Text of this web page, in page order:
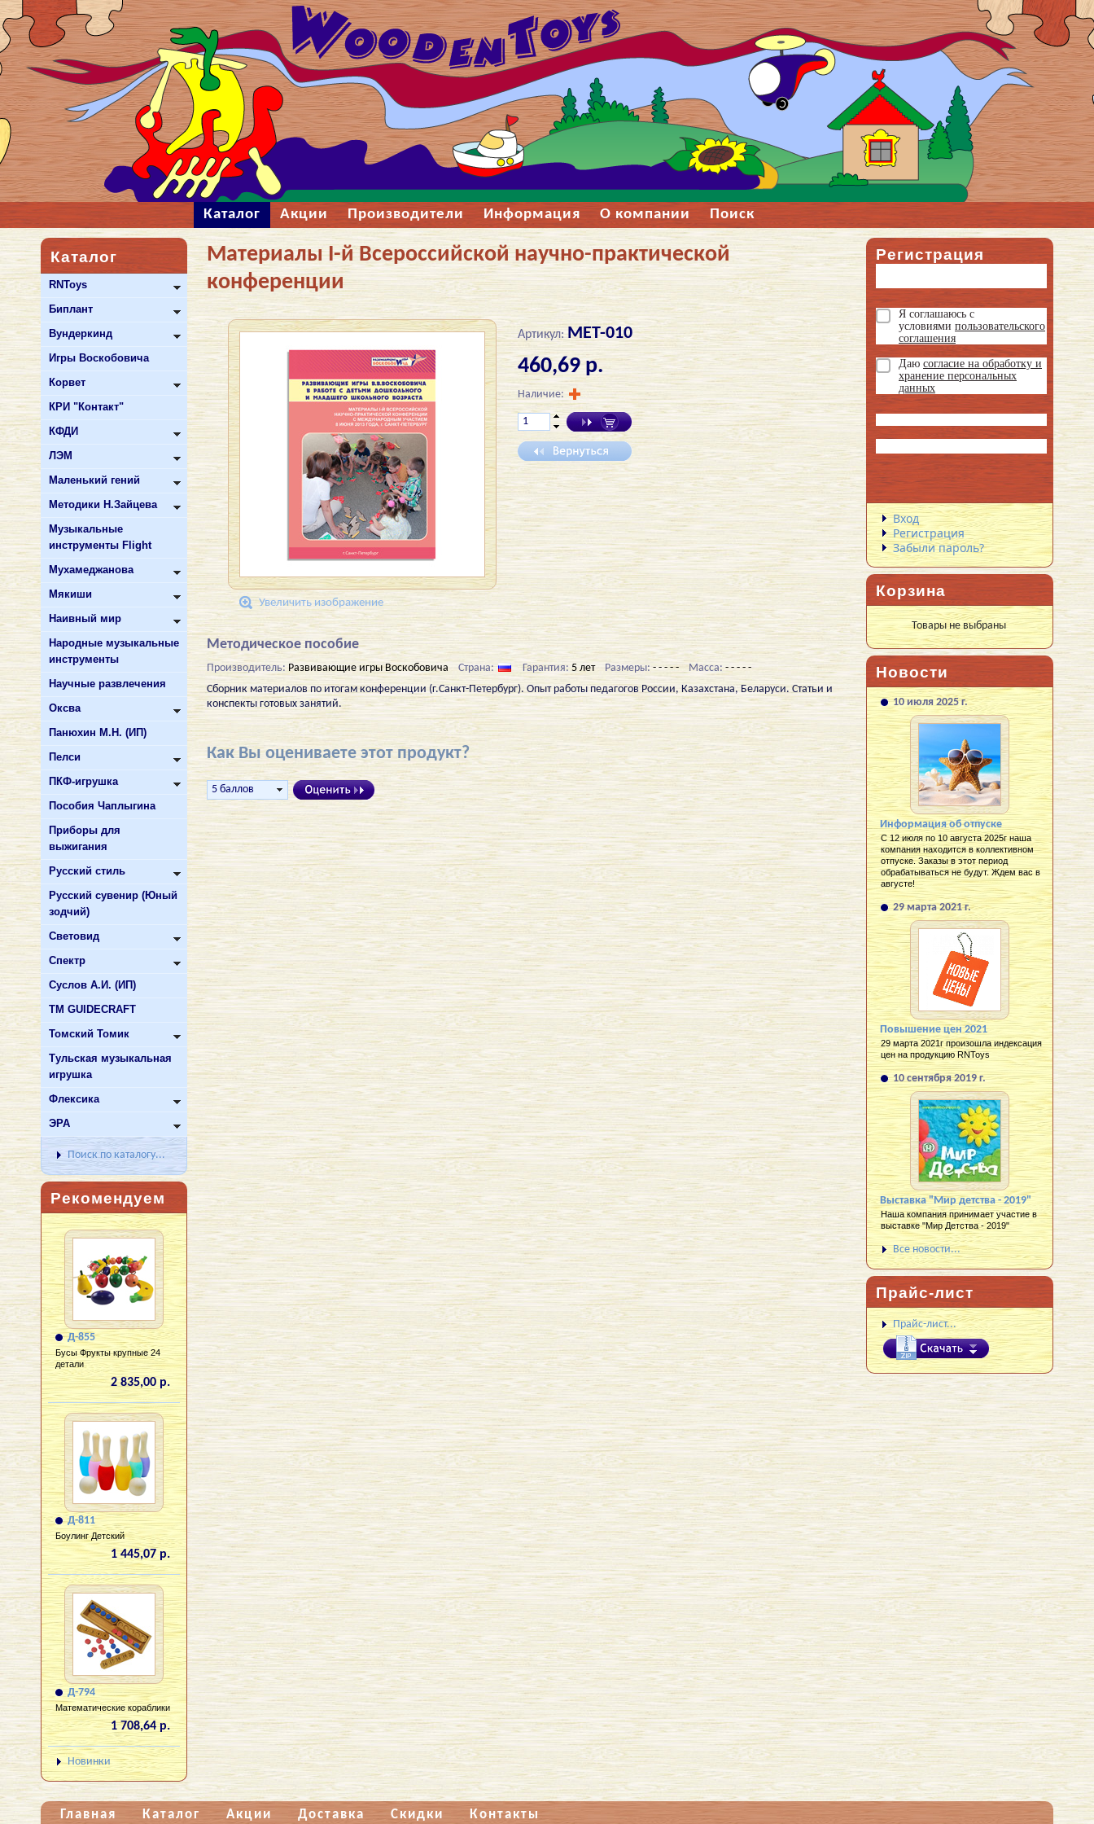
Каталог Акции Производители Информация О компании Поиск
Каталог
RNToys
Биплант
Вундеркинд
Игры Воскобовича
Корвет
КРИ "Контакт"
КФДИ
ЛЭМ
Маленький гений
Методики Н.Зайцева
Музыкальные
инструменты Flight
Мухамеджанова
Мякиши
Наивный мир
Народные музыкальные
инструменты
Научные развлечения
Оксва
Панюхин М.Н. (ИП)
Пелси
ПКФ-игрушка
Пособия Чаплыгина
Приборы для
выжигания
Русский стиль
Русский сувенир (Юный
зодчий)
Световид
Спектр
Суслов А.И. (ИП)
ТМ GUIDECRAFT
Томский Томик
Тульская музыкальная
игрушка
Флексика
ЭРА
Поиск по каталогу...
Рекомендуем
Д-855
Бусы Фрукты крупные 24
детали
2 835,00 р.
Д-811
Боулинг Детский
1 445,07 р.
Д-794
Математические кораблики
1 708,64 р.
Новинки
Материалы I-й Всероссийской научно-практической
конференции
Увеличить изображение
Артикул: МЕТ-010
460,69 р.
Наличие:
Методическое пособие
Производитель: Развивающие игры Воскобовича Страна: Гарантия: 5 лет Размеры: - - - - - Масса: - - - - -
Сборник материалов по итогам конференции (г.Санкт-Петербург). Опыт работы педагогов России, Казахстана, Беларуси. Статьи и
конспекты готовых занятий.
Как Вы оцениваете этот продукт?
Регистрация
Я соглашаюсь с
условиями пользовательского
соглашения
Даю согласие на обработку и
хранение персональных
данных
Вход
Регистрация
Забыли пароль?
Корзина
Товары не выбраны
Новости
10 июля 2025 г.
Информация об отпуске
С 12 июля по 10 августа 2025г наша
компания находится в коллективном
отпуске. Заказы в этот период
обрабатываться не будут. Ждем вас в
августе!
29 марта 2021 г.
Повышение цен 2021
29 марта 2021г произошла индексация
цен на продукцию RNToys
10 сентября 2019 г.
Выставка "Мир детства - 2019"
Наша компания принимает участие в
выставке "Мир Детства - 2019"
Все новости...
Прайс-лист
Прайс-лист...
Главная Каталог Акции Доставка Скидки Контакты